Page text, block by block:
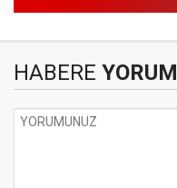
HABERE